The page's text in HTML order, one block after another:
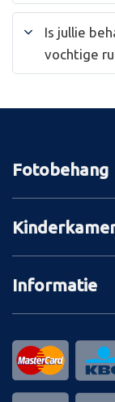
Is jullie
vochtige
Fotobehang
Informatie